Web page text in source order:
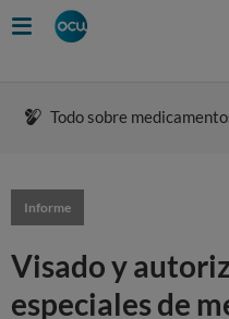
Todo sobre
Informe
Visado y
especiales de